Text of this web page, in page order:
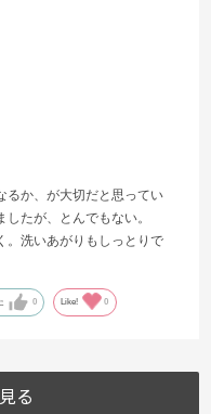
るか、が大切だと思ってい
たが、とんでもない。
。洗いあがりもしっとりで
0 Like! 0
る